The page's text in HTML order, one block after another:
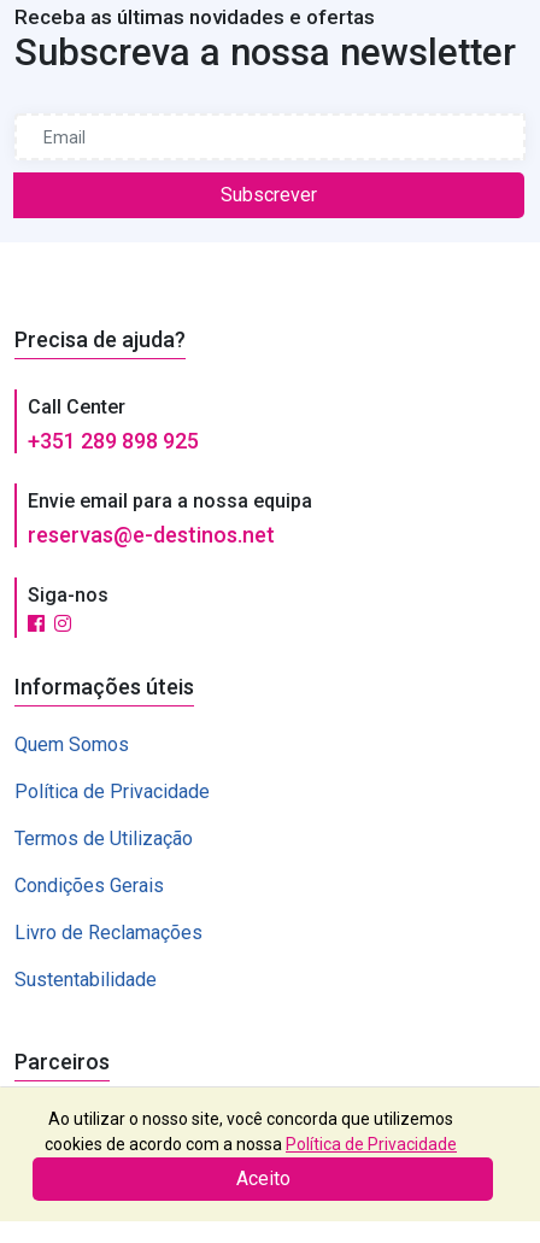
Receba as últimas novidades e ofertas
Subscreva a nossa newsletter
Subscrever
Precisa de ajuda?
Call Center
+351 289 898 925
Envie email para a nossa equipa
reservas@e-destinos.net
Siga-nos
Informações úteis
Quem Somos
Política de Privacidade
Termos de Utilização
Condições Gerais
Livro de Reclamações
Sustentabilidade
Parceiros
Ao utilizar o nosso site, você concorda que utilizemos
cookies de acordo com a nossa Política de Privacidade
Aceito